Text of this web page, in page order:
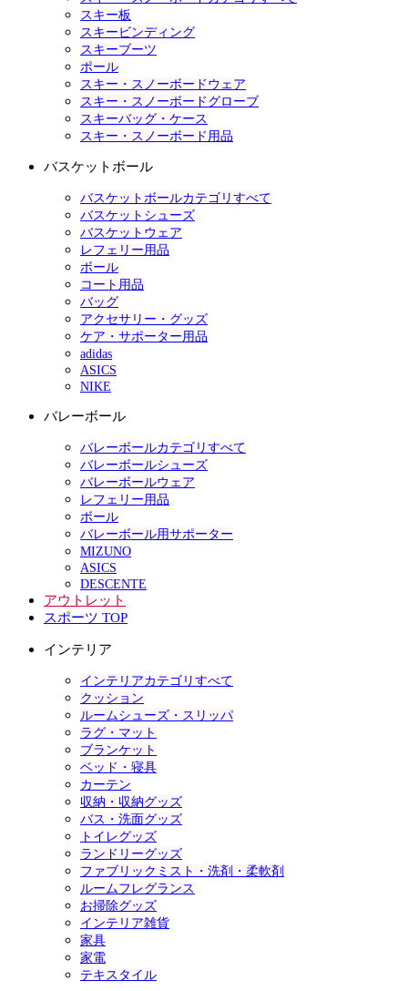
スキー板
スキービンディング
スキーブーツ
ポール
スキー・スノーボードウェア
スキー・スノーボードグローブ
スキーバッグ・ケース
スキー・スノーボード用品
バスケットボール
バスケットボールカテゴリすべて
バスケットシューズ
バスケットウェア
レフェリー用品
ボール
コート用品
バッグ
アクセサリー・グッズ
ケア・サポーター用品
adidas
ASICS
NIKE
バレーボール
バレーボールカテゴリすべて
バレーボールシューズ
バレーボールウェア
レフェリー用品
ボール
バレーボール用サポーター
MIZUNO
ASICS
DESCENTE
アウトレット
スポーツ TOP
インテリア
インテリアカテゴリすべて
クッション
ルームシューズ・スリッパ
ラグ・マット
ブランケット
ベッド・寝具
カーテン
収納・収納グッズ
バス・洗面グッズ
トイレグッズ
ランドリーグッズ
ファブリックミスト・洗剤・柔軟剤
ルームフレグランス
お掃除グッズ
インテリア雑貨
家具
家電
テキスタイル